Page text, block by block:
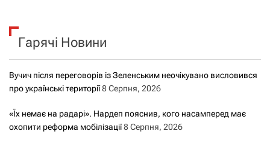
ц
і
я
з
к
Гарячі Новини
Вучич після переговорів із Зеленським неочікувано висловився
про українські території8 Серпня, 2026
«Їх немає на радарі». Нардеп пояснив, кого насамперед має
охопити реформа мобілізації8 Серпня, 2026